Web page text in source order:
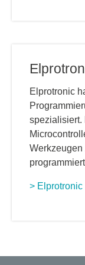
Elprotronic
spezialisiert.
>